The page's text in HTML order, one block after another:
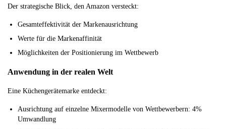
Der strategische Blick, den Amazon versteckt:
Gesamteffektivität der Markenausrichtung
Werte für die Markenaffinität
Möglichkeiten der Positionierung im Wettbewerb
Anwendung in der realen Welt
Eine Küchengerätemarke entdeckt:
Ausrichtung auf einzelne Mixermodelle von Wettbewerbern: 4%
Umwandlung